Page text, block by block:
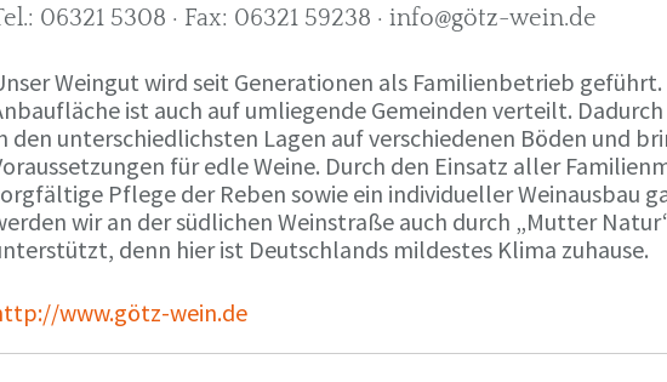
06321 5308 · Fax: 06321 59238 · info@götz-wein.de
Weingut wird seit Generationen als Familienbetrieb
ist auch auf umliegende Gemeinden verteilt. Dadurch
den unterschiedlichsten Lagen auf verschiedenen Böden und
für edle Weine. Durch den Einsatz aller
Pflege der Reben sowie ein individueller Weinausbau
wir an der südlichen Weinstraße auch durch „Mutter
denn hier ist Deutschlands mildestes Klima zuhause.
www.götz-wein.de